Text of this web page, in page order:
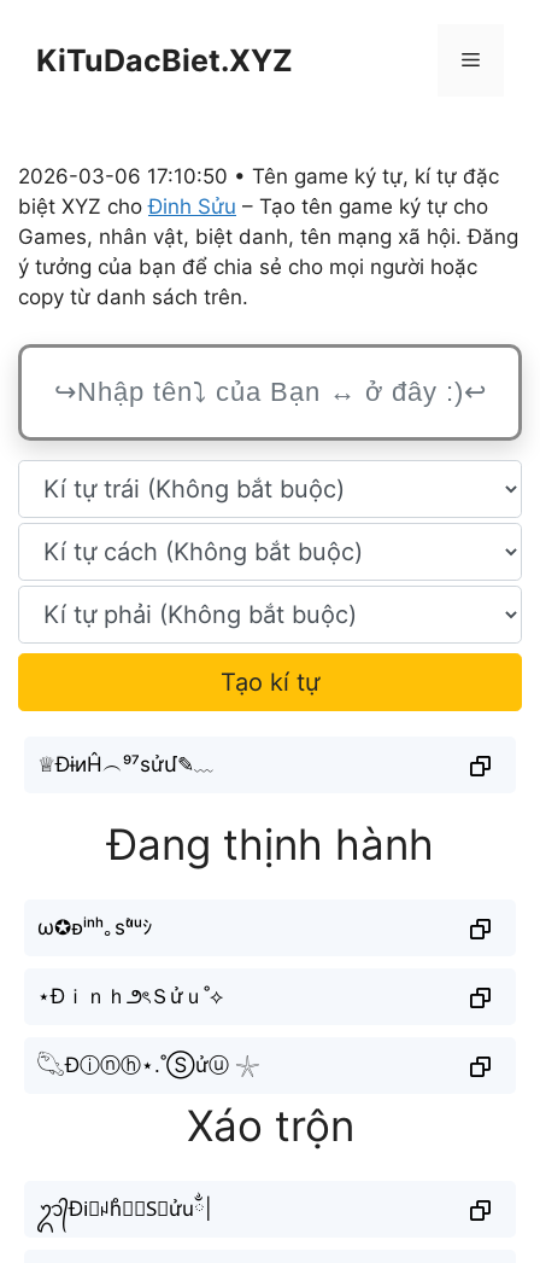
KiTuDacBiet.XYZ Menu
2026-03-06 17:10:50 • Tên game ký tự, kí tự đặc
biệt XYZ choĐinh Sửu – Tạo tên game ký tự cho
Games, nhân vật, biệt danh, tên mạng xã hội. Đăng
ý tưởng của bạn để chia sẻ cho mọi người hoặc
copy từ danh sách trên.
Tạo kí tự
♕ĐɨиĤ︵⁹⁷ѕửմ✎﹏
Đang thịnh hành
ω✪ᴆⁱⁿʰ｡sᵘ̛̉ᵘｼ
⋆Đｉｎｈ౨ৎＳửｕ˚⟡
𓆡Đⓘⓝⓗ⋆.˚Ⓢửⓤ 𓇼
Xáo trộn
ᬊ᭄Đi⃕ꈤh̊⫶♋︎S⃟ửuྂ|